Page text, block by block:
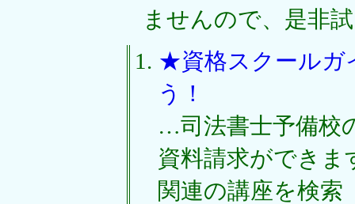
ませんので、是非
★資格スクールガ
う！
…司法書士予備校
資料請求ができ
関連の講座を検索